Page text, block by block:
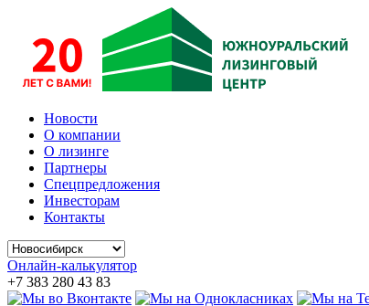
Новости
О компании
О лизинге
Партнеры
Спецпредложения
Инвесторам
Контакты
Онлайн-калькулятор
+7 383 280 43 83